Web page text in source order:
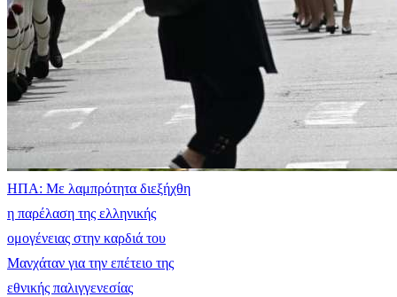
ΗΠΑ: Με λαμπρότητα διεξήχθη
η παρέλαση της ελληνικής
ομογένειας στην καρδιά του
Μανχάταν για την επέτειο της
εθνικής παλιγγενεσίας